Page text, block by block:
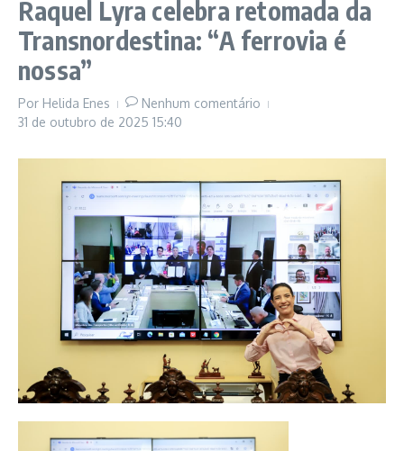
Raquel Lyra celebra retomada da
Transnordestina: “A ferrovia é
nossa”
Por Helida Enes
Nenhum comentário
31 de outubro de 2025 15:40